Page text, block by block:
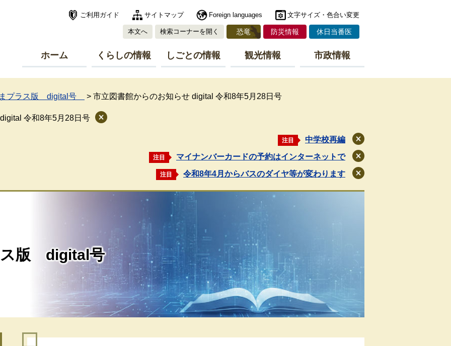
ご利用ガイド サイトマップ Foreign languages 文字サイズ・色合い変更
本文へ 検索コーナーを開く 恐竜 防災情報 休日当番医
ホーム くらしの情報 しごとの情報 観光情報 市政情報
プラス版 digital号 > 市立図書館からのお知らせ digital 令和8年5月28日号
令和8年5月28日号
注目 中学校再編
閉
じ
る
注目 マイナンバーカードの予約はインターネットで
閉
じ
る
注目 令和8年4月からバスのダイヤ等が変わります
閉
ス版 digital号